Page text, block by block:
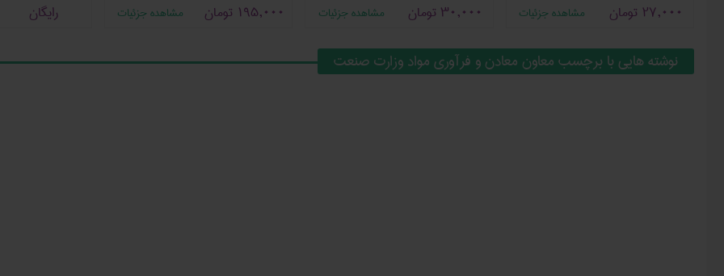
رایگان 195,000 تومان مشاهده جزئیات 30,000 تومان مشاهده جزئیات 27,000 تومان مشاهده جزئیات
نوشته هایی با برچسب معاون معادن و فرآوری مواد وزارت صنعت